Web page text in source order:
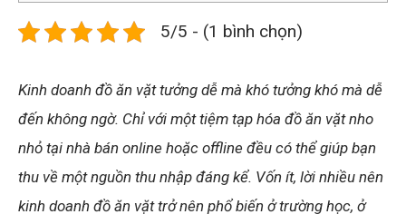
5/5 - (1 bình chọn)
Kinh doanh đồ ăn vặt tưởng dễ mà khó tưởng khó mà dễ
đến không ngờ. Chỉ với một tiệm tạp hóa đồ ăn vặt nho
nhỏ tại nhà bán online hoặc offline đều có thể giúp bạn
thu về một nguồn thu nhập đáng kể. Vốn ít, lời nhiều nên
kinh doanh đồ ăn vặt trở nên phổ biến ở trường học, ở